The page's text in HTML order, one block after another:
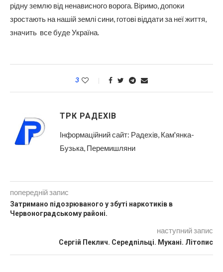
рідну землю від ненависного ворога. Віримо, допоки
зростають на нашій землі сини, готові віддати за неї життя,
значить все буде Україна.
3
ТРК РАДЕХІВ
Інформаційний сайт: Радехів, Кам'янка-
Бузька, Перемишляни
попередній запис
Затримано підозрюваного у збуті наркотиків в
Червоноградському районі.
наступний запис
Сергій Пеклич. Середпільці. Мукані. Літопис